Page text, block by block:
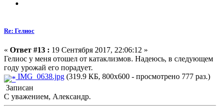
Re: Гелиос
« Ответ #13 : 19 Сентября 2017, 22:06:12 »
Гелиос у меня отошел от катаклизмов. Надеюсь, в следующем
году урожай его порадует.
IMG_0638.jpg (319.9 КБ, 800x600 - просмотрено 777 раз.)
Записан
С уважением, Александр.